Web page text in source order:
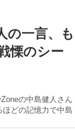
の一言、も
慄のシー
の中島健人さん
どの記憶力で中島